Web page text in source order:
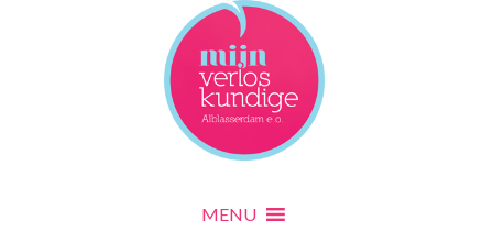
MENU
MENUMENU
Home
Informatie
Zwanger
De verloskundige
Zorgpad
Zwangerschapscontroles
Prenatale screening